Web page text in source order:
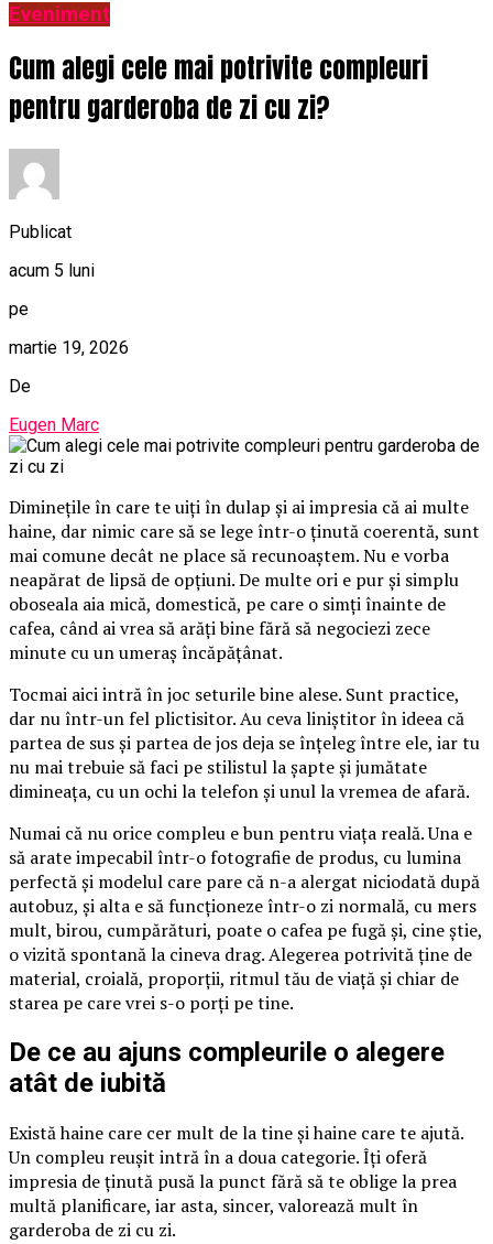
Eveniment
Cum alegi cele mai potrivite compleuri
pentru garderoba de zi cu zi?
Publicat
acum 5 luni
pe
martie 19, 2026
De
Eugen Marc
Diminețile în care te uiți în dulap și ai impresia că ai multe
haine, dar nimic care să se lege într-o ținută coerentă, sunt
mai comune decât ne place să recunoaștem. Nu e vorba
neapărat de lipsă de opțiuni. De multe ori e pur și simplu
oboseala aia mică, domestică, pe care o simți înainte de
cafea, când ai vrea să arăți bine fără să negociezi zece
minute cu un umeraș încăpățânat.
Tocmai aici intră în joc seturile bine alese. Sunt practice,
dar nu într-un fel plictisitor. Au ceva liniștitor în ideea că
partea de sus și partea de jos deja se înțeleg între ele, iar tu
nu mai trebuie să faci pe stilistul la șapte și jumătate
dimineața, cu un ochi la telefon și unul la vremea de afară.
Numai că nu orice compleu e bun pentru viața reală. Una e
să arate impecabil într-o fotografie de produs, cu lumina
perfectă și modelul care pare că n-a alergat niciodată după
autobuz, și alta e să funcționeze într-o zi normală, cu mers
mult, birou, cumpărături, poate o cafea pe fugă și, cine știe,
o vizită spontană la cineva drag. Alegerea potrivită ține de
material, croială, proporții, ritmul tău de viață și chiar de
starea pe care vrei s-o porți pe tine.
De ce au ajuns compleurile o alegere
atât de iubită
Există haine care cer mult de la tine și haine care te ajută.
Un compleu reușit intră în a doua categorie. Îți oferă
impresia de ținută pusă la punct fără să te oblige la prea
multă planificare, iar asta, sincer, valorează mult în
garderoba de zi cu zi.